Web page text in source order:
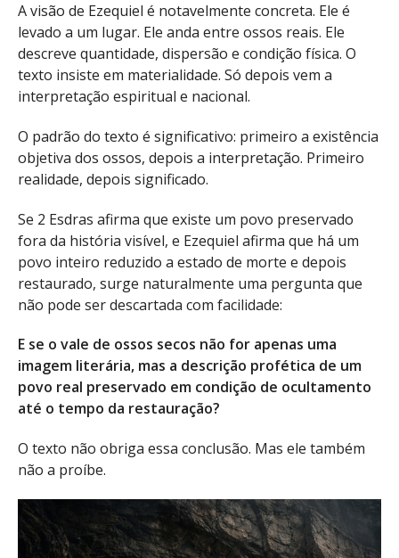
A visão de Ezequiel é notavelmente concreta. Ele é
levado a um lugar. Ele anda entre ossos reais. Ele
descreve quantidade, dispersão e condição física. O
texto insiste em materialidade. Só depois vem a
interpretação espiritual e nacional.
O padrão do texto é significativo: primeiro a existência
objetiva dos ossos, depois a interpretação. Primeiro
realidade, depois significado.
Se 2 Esdras afirma que existe um povo preservado
fora da história visível, e Ezequiel afirma que há um
povo inteiro reduzido a estado de morte e depois
restaurado, surge naturalmente uma pergunta que
não pode ser descartada com facilidade:
E se o vale de ossos secos não for apenas uma
imagem literária, mas a descrição profética de um
povo real preservado em condição de ocultamento
até o tempo da restauração?
O texto não obriga essa conclusão. Mas ele também
não a proíbe.